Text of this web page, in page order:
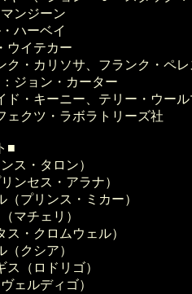
ンジーン
ハーベイ
ウイテカー
・カリソサ、フランク・ペ
ジョン・カーター
・キーニー、テリー・ウール
ェクツ・ラボラトリーズ社
■
ス・タロン）
ンセス・アラナ）
プリンス・ミカー）
マチェリ）
・クロムウェル）
（クシア）
（ロドリゴ）
ェルディゴ）